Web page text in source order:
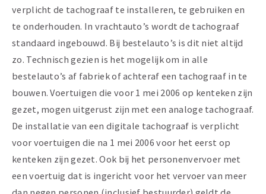
verplicht de tachograaf te installeren, te gebruiken en
te onderhouden. In vrachtauto’s wordt de tachograaf
standaard ingebouwd. Bij bestelauto’s is dit niet altijd
zo. Technisch gezien is het mogelijk om in alle
bestelauto’s af fabriek of achteraf een tachograaf in te
bouwen. Voertuigen die voor 1 mei 2006 op kenteken zijn
gezet, mogen uitgerust zijn met een analoge tachograaf.
De installatie van een digitale tachograaf is verplicht
voor voertuigen die na 1 mei 2006 voor het eerst op
kenteken zijn gezet. Ook bij het personenvervoer met
een voertuig dat is ingericht voor het vervoer van meer